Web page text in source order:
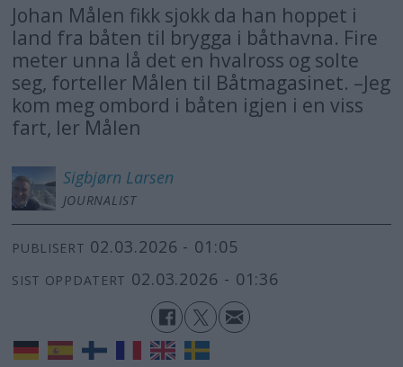
Johan Målen fikk sjokk da han hoppet i
land fra båten til brygga i båthavna. Fire
meter unna lå det en hvalross og solte
seg, forteller Målen til Båtmagasinet. –Jeg
kom meg ombord i båten igjen i en viss
fart, ler Målen
Sigbjørn Larsen
JOURNALIST
PUBLISERT 02.03.2026 - 01:05
SIST OPPDATERT 02.03.2026 - 01:36